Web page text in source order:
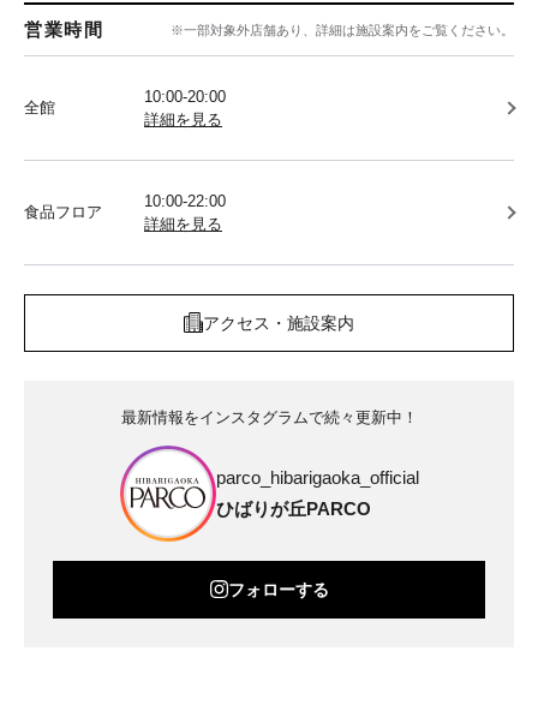
営業時間 ※一部対象外店舗あり、詳細は施設案内をご覧ください。
全館
10:00-20:00
詳細を見る
食品フロア
10:00-22:00
詳細を見る
アクセス・施設案内
最新情報をインスタグラムで続々更新中！
parco_hibarigaoka_official
ひばりが丘PARCO
フォローする